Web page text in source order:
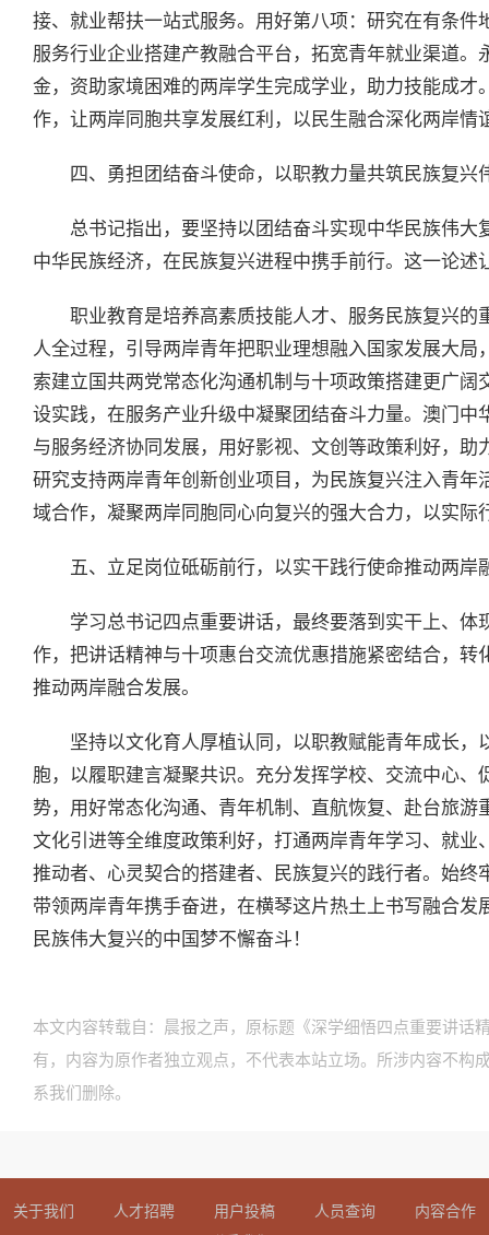
接、就业帮扶一站式服务。用好第八项：研究在有条
服务行业企业搭建产教融合平台，拓宽青年就业渠道
金，资助家境困难的两岸学生完成学业，助力技能成
作，让两岸同胞共享发展红利，以民生融合深化两岸情
四、勇担团结奋斗使命，以职教力量共筑民族复兴
总书记指出，要坚持以团结奋斗实现中华民族伟
中华民族经济，在民族复兴进程中携手前行。这一论述
职业教育是培养高素质技能人才、服务民族复兴
人全过程，引导两岸青年把职业理想融入国家发展大
索建立国共两党常态化沟通机制与十项政策搭建更广
设实践，在服务产业升级中凝聚团结奋斗力量。澳门
与服务经济协同发展，用好影视、文创等政策利好，
研究支持两岸青年创新创业项目，为民族复兴注入青
域合作，凝聚两岸同胞同心向复兴的强大合力，以实际
五、立足岗位砥砺前行，以实干践行使命推动两岸
学习总书记四点重要讲话，最终要落到实干上、
作，把讲话精神与十项惠台交流优惠措施紧密结合，
推动两岸融合发展。
坚持以文化育人厚植认同，以职教赋能青年成长
胞，以履职建言凝聚共识。充分发挥学校、交流中心
势，用好常态化沟通、青年机制、直航恢复、赴台旅
文化引进等全维度政策利好，打通两岸青年学习、就
推动者、心灵契合的搭建者、民族复兴的践行者。始
带领两岸青年携手奋进，在横琴这片热土上书写融合
民族伟大复兴的中国梦不懈奋斗！
本文内容转载自：晨报之声，原标题《深学细悟四点重要讲话
有，内容为原作者独立观点，不代表本站立场。所涉内容不构
系我们删除。
关于我们 人才招聘 用户投稿 人员查询
内容合作